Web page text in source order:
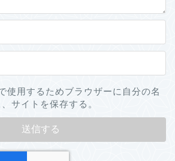
使用するためブラウザーに自分の名
サイトを保存する。